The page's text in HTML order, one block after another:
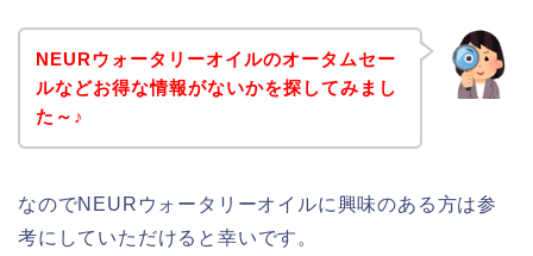
NEURウォータリーオイルのオータムセー
ルなどお得な情報がないかを探してみまし
た～♪
なのでNEURウォータリーオイルに興味のある方は参
考にしていただけると幸いです。